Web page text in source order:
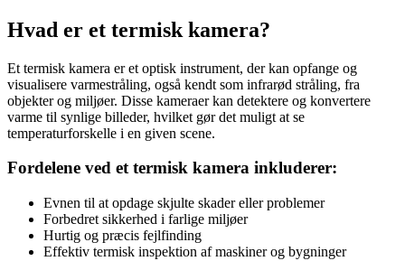
Hvad er et termisk kamera?
Et termisk kamera er et optisk instrument, der kan opfange og
visualisere varmestråling, også kendt som infrarød stråling, fra
objekter og miljøer. Disse kameraer kan detektere og konvertere
varme til synlige billeder, hvilket gør det muligt at se
temperaturforskelle i en given scene.
Fordelene ved et termisk kamera inkluderer:
Evnen til at opdage skjulte skader eller problemer
Forbedret sikkerhed i farlige miljøer
Hurtig og præcis fejlfinding
Effektiv termisk inspektion af maskiner og bygninger